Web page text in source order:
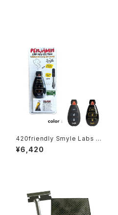
420friendly Smyle Labs P
enjamin キー型ベイプバッテリ
ー
¥6,420